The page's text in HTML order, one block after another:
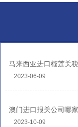
马来西亚进口榴莲关
2023-06-09
澳门进口报关公司哪
2023-10-09